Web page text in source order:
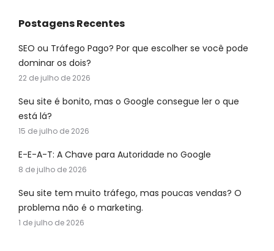
Postagens Recentes
SEO ou Tráfego Pago? Por que escolher se você pode
dominar os dois?
22 de julho de 2026
Seu site é bonito, mas o Google consegue ler o que
está lá?
15 de julho de 2026
E-E-A-T: A Chave para Autoridade no Google
8 de julho de 2026
Seu site tem muito tráfego, mas poucas vendas? O
problema não é o marketing.
1 de julho de 2026